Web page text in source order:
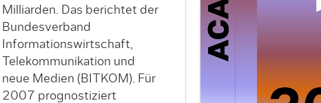
Milliarden. Das berichtet der
Bundesverband
Informationswirtschaft,
Telekommunikation und
neue Medien (BITKOM). Für
2007 prognostiziert